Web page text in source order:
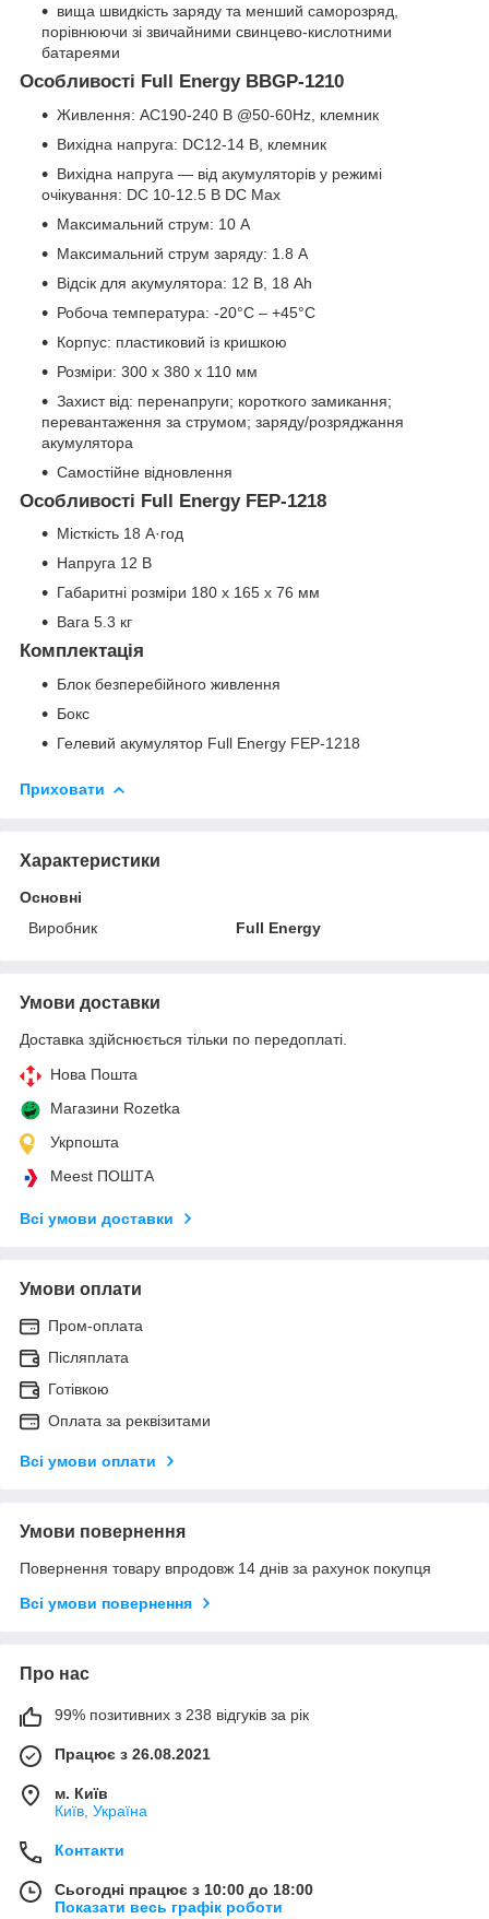
вища швидкість заряду та менший саморозряд,
порівнюючи зі звичайними свинцево-кислотними
батареями
Особливості Full Energy BBGP-1210
Живлення: AC190-240 В @50-60Hz, клемник
Вихідна напруга: DC12-14 В, клемник
Вихідна напруга — від акумуляторів у режимі
очікування: DC 10-12.5 В DC Max
Максимальний струм: 10 A
Максимальний струм заряду: 1.8 A
Відсік для акумулятора: 12 В, 18 Ah
Робоча температура: -20°C – +45°C
Корпус: пластиковий із кришкою
Розміри: 300 х 380 х 110 мм
Захист від: перенапруги; короткого замикання;
перевантаження за струмом; заряду/розряджання
акумулятора
Самостійне відновлення
Особливості Full Energy FEP-1218
Місткість 18 А·год
Напруга 12 В
Габаритні розміри 180 х 165 х 76 мм
Вага 5.3 кг
Комплектація
Блок безперебійного живлення
Бокс
Гелевий акумулятор Full Energy FEP-1218
Приховати
Характеристики
Основні
Виробник
Full Energy
Умови доставки
Доставка здійснюється тільки по передоплаті.
Нова Пошта
Магазини Rozetka
Укрпошта
Meest ПОШТА
Всі умови доставки
Умови оплати
Пром-оплата
Післяплата
Готівкою
Оплата за реквізитами
Всі умови оплати
Умови повернення
Повернення товару впродовж 14 днів за рахунок покупця
Всі умови повернення
Про нас
99% позитивних з 238 відгуків за рік
Працює з 26.08.2021
м. Київ
Київ, Україна
Контакти
Сьогодні працює з 10:00 до 18:00
Показати весь графік роботи